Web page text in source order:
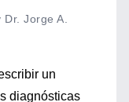
Jorge A.
un
diagnósticas